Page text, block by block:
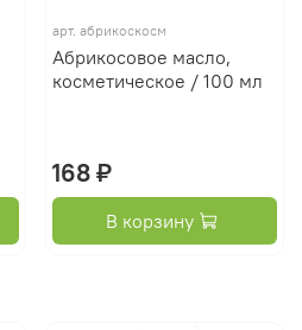
арт. абрикоскосм
Абрикосовое масло,
косметическое / 100 мл
168 ₽
В корзину